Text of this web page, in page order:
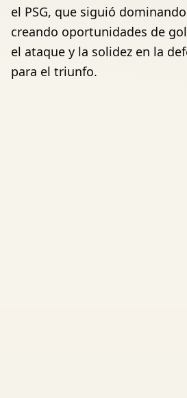
el PSG, que siguió
creando oportunidades de
el ataque y la solidez en la
para el triunfo.